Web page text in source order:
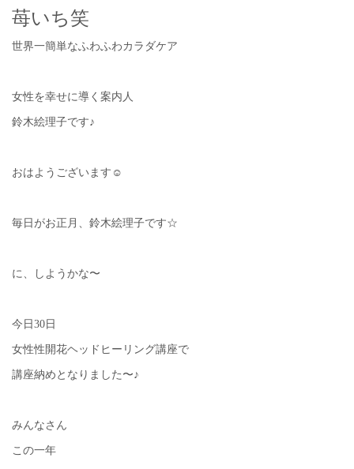
苺いち笑
世界一簡単なふわふわカラダケア
女性を幸せに導く案内人
鈴木絵理子です♪
おはようございます☺︎
毎日がお正月、鈴木絵理子です☆
に、しようかな〜
今日30日
女性性開花ヘッドヒーリング講座で
講座納めとなりました〜♪
みんなさん
この一年